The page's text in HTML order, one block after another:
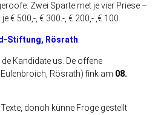
Zwei Sparte met je vier Priese –
€ 500,-, € 300.-, € 200,- ,€ 100.
Stiftung, Rösrath
Kandidate us. De offene
Rösrath) fink am 08.
donoh künne Froge gestellt